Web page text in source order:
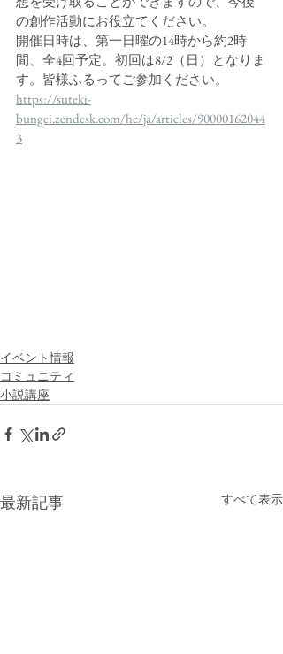
の創作活動にお役立てください。
開催日時は、第一日曜の14時から約2時
間、全4回予定。初回は8/2（日）となりま
す。皆様ふるってご参加ください。
https://suteki-
bungei.zendesk.com/hc/ja/articles/90000162044
3
イベント情報
コミュニティ
小説講座
最新記事 すべて表示